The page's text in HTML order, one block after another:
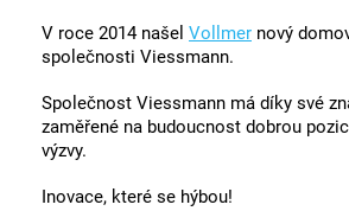
V roce 2014 našel Vollmer nový
společnosti Viessmann.
Společnost Viessmann má díky své
zaměřené na budoucnost dobrou
výzvy.
Inovace, které se hýbou!